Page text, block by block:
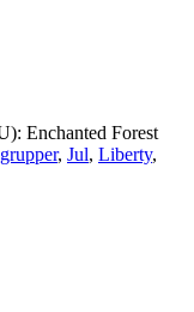
Enchanted Forest
, Jul, Liberty,